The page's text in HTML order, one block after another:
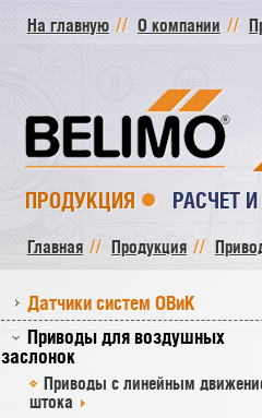
На главную О компании
ПРОДУКЦИЯ РАСЧЕТ
Главная Продукция
Датчики систем ОВиК
Приводы для воздушных
заслонок
Приводы с линейным
штока